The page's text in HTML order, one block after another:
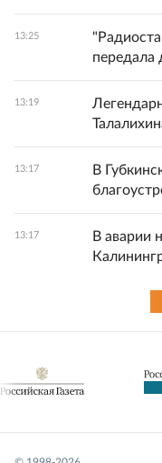
13:25
13:19
13:17
В
13:17
В аварии